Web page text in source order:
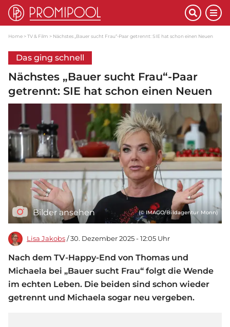
Home TV & Film Nächstes „Bauer sucht Frau“-Paar getrennt: SIE hat schon einen Neuen
Das ging schnell
Nächstes „Bauer sucht Frau“-Paar
getrennt: SIE hat schon einen Neuen
Bilder ansehen (© IMAGO/Bildagentur Monn)
Lisa Jakobs / 30. Dezember 2025 - 12:05 Uhr
Nach dem TV-Happy-End von Thomas und
Michaela bei „Bauer sucht Frau“ folgt die Wende
im echten Leben. Die beiden sind schon wieder
getrennt und Michaela sogar neu vergeben.